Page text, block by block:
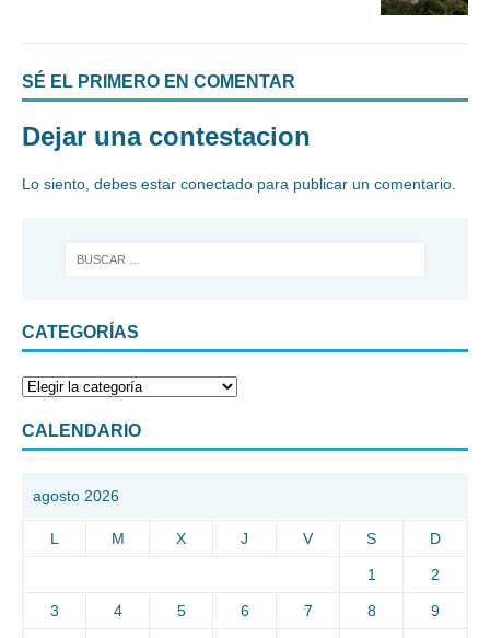
SÉ EL PRIMERO EN COMENTAR
Dejar una contestacion
Lo siento, debes estar conectado para publicar un comentario.
CATEGORÍAS
CALENDARIO
agosto 2026
L M X J V S D
1 2
3 4 5 6 7 8 9